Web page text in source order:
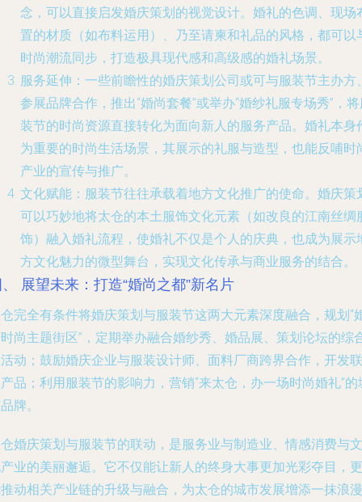
念，可以直接启发婚庆策划的视觉设计。婚礼的色调、现场
置的材质（如布料运用）、乃至请柬和礼品的风格，都可以
时尚潮流同步，打造极具现代感和高级感的婚礼场景。
服务延伸 ：一些前瞻性的婚庆策划公司或可与服装节主办方
参展品牌合作，推出“婚尚套餐”或举办“婚纱礼服专场秀”，
装节的时尚资源直接转化为面向新人的服务产品。婚礼本身
为重要的时尚生活场景，其展示的礼服与造型，也能反哺时
产业的宣传与推广。
文化赋能 ：服装节往往承载着地方文化推广的使命。婚庆策
可以巧妙地将太仓的本土服饰文化元素（如改良的江南丝绸
饰）融入婚礼流程，使婚礼不仅是个人的庆典，也成为展示
方文化魅力的微型舞台，实现文化传承与商业服务的结合。
展望未来：打造“婚尚之都”新名片
完全有条件将婚庆策划与服装节这两大元素深度融合，规划“
尚主题街区”，定期举办融合婚纱秀、婚品展、策划论坛的综
动；鼓励婚庆企业与服装设计师、面料厂商跨界合作，开发联
品；利用服装节的影响力，营销“来太仓，办一场时尚婚礼”的
牌。
婚庆策划与服装节的联动，是服务业与制造业、情感消费与文
业的美丽邂逅。它不仅能让新人的终身大事更加光彩夺目，更
动相关产业链的升级与融合，为太仓的城市发展增添一抹浪漫